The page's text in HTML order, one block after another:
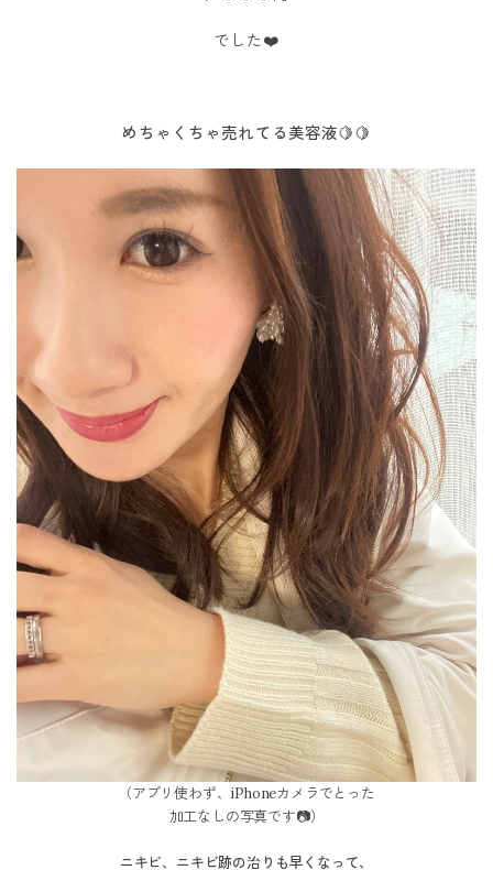
でした❤️
めちゃくちゃ売れてる美容液🍋🍋
（アプリ使わず、iPhoneカメラでとった
加工なしの写真です📷）
ニキビ、ニキビ跡の治りも早くなって、